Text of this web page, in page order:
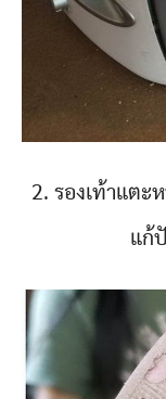
2. รองเท้าแต
แก้